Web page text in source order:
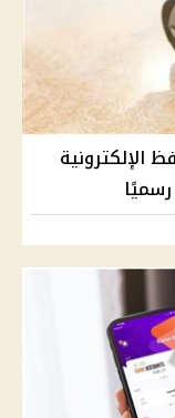
الإلكترونية